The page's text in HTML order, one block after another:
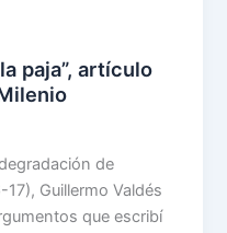
paja”, artículo
de
Guillermo Valdés
que escribí